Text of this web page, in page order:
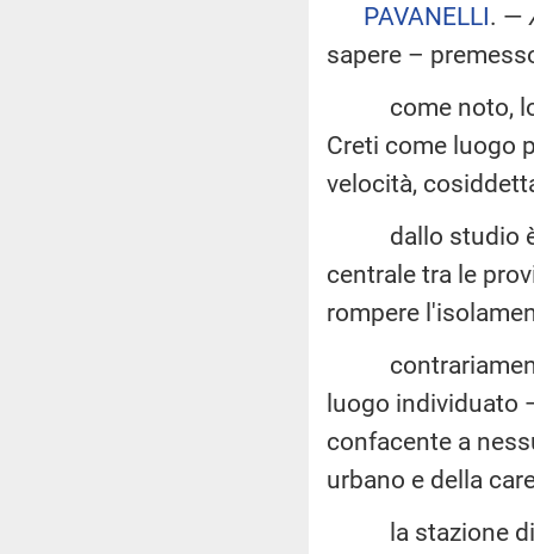
PAVANELLI. —
sapere –
come noto, lo
Creti come luogo
velocità,
dallo studio è
centrale tra le
rompere
contrariamente
luogo individuato
confacente a
urbano e della
la stazione di